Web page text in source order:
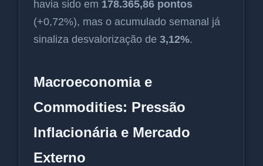
havia sido em 178.365,86 pontos
(+0,72%), mas o acumulado semanal já
sinaliza desvalorização de 3,12%.
Macroeconomia e
Commodities: Pressão
Inflacionária e Mercado
Externo